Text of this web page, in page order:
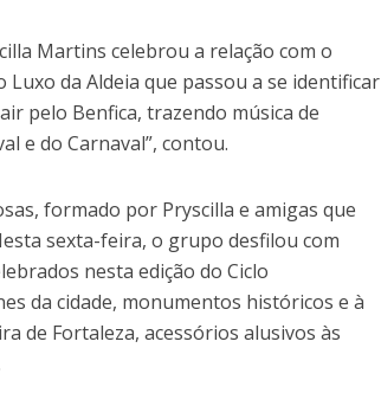
Martins celebrou a relação com o
da Aldeia que passou a se identificar
pelo Benfica, trazendo música de
e do Carnaval”, contou.
formado por Pryscilla e amigas que
sexta-feira, o grupo desfilou com
nesta edição do Ciclo
da cidade, monumentos históricos e à
de Fortaleza, acessórios alusivos às